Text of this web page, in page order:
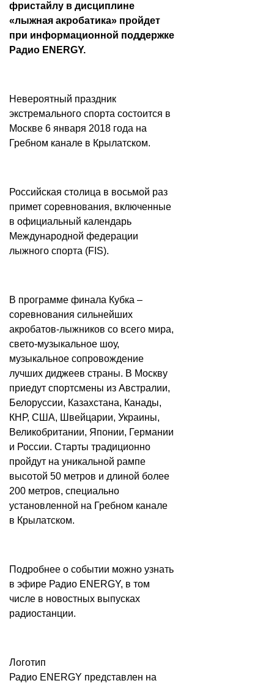
фристайлу в дисциплине
«лыжная акробатика» пройдет
при информационной поддержке
Радио ENERGY.
Невероятный праздник
экстремального спорта состоится в
Москве 6 января 2018 года на
Гребном канале в Крылатском.
Российская столица в восьмой раз
примет соревнования, включенные
в официальный календарь
Международной федерации
лыжного спорта (FIS).
В программе финала Кубка –
соревнования сильнейших
акробатов-лыжников со всего мира,
свето-музыкальное шоу,
музыкальное сопровождение
лучших диджеев страны. В Москву
приедут спортсмены из Австралии,
Белоруссии, Казахстана, Канады,
КНР, США, Швейцарии, Украины,
Великобритании, Японии, Германии
и России. Старты традиционно
пройдут на уникальной рампе
высотой 50 метров и длиной более
200 метров, специально
установленной на Гребном канале
в Крылатском.
Подробнее о событии можно узнать
в эфире Радио ENERGY, в том
числе в новостных выпусках
радиостанции.
Логотип
Радио ENERGY представлен на